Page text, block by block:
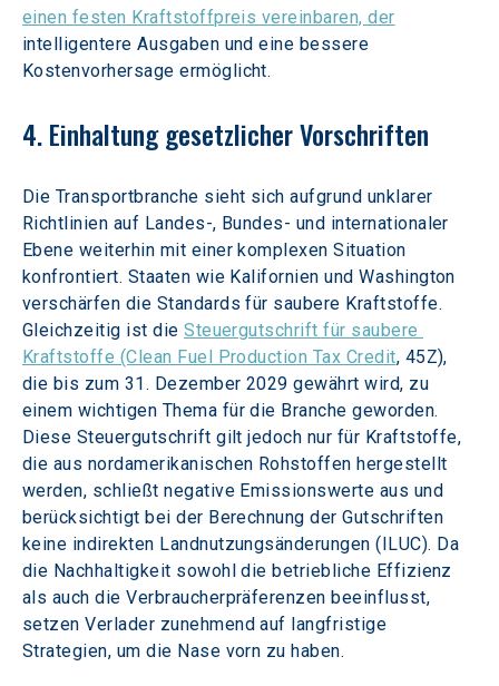
einen festen Kraftstoffpreis vereinbaren, der
intelligentere Ausgaben und eine bessere
Kostenvorhersage ermöglicht.
4. Einhaltung gesetzlicher Vorschriften
Die Transportbranche sieht sich aufgrund unklarer
Richtlinien auf Landes-, Bundes- und internationaler
Ebene weiterhin mit einer komplexen Situation
konfrontiert. Staaten wie Kalifornien und Washington
verschärfen die Standards für saubere Kraftstoffe.
Gleichzeitig ist die Steuergutschrift für saubere
Kraftstoffe (Clean Fuel Production Tax Credit, 45Z),
die bis zum 31. Dezember 2029 gewährt wird, zu
einem wichtigen Thema für die Branche geworden.
Diese Steuergutschrift gilt jedoch nur für Kraftstoffe,
die aus nordamerikanischen Rohstoffen hergestellt
werden, schließt negative Emissionswerte aus und
berücksichtigt bei der Berechnung der Gutschriften
keine indirekten Landnutzungsänderungen (ILUC). Da
die Nachhaltigkeit sowohl die betriebliche Effizienz
als auch die Verbraucherpräferenzen beeinflusst,
setzen Verlader zunehmend auf langfristige
Strategien, um die Nase vorn zu haben.